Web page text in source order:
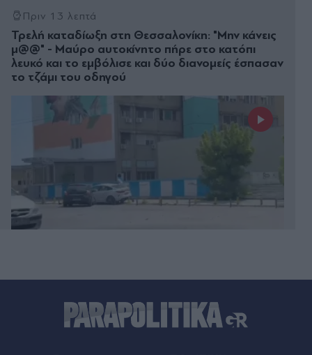
Πριν 13 λεπτά
Τρελή καταδίωξη στη Θεσσαλονίκη: "Μην κάνεις
μ@@" - Μαύρο αυτοκίνητο πήρε στο κατόπι
λευκό και το εμβόλισε και δύο διανομείς έσπασαν
το τζάμι του οδηγού
Πριν 20 λεπτά
Διαβάστε στα Παραπολιτικά: Προς 30.000
προσλήψεις - Αποκλειστικά στα "Π" όλο το
σχέδιο του υπουργείου Εσωτερικών